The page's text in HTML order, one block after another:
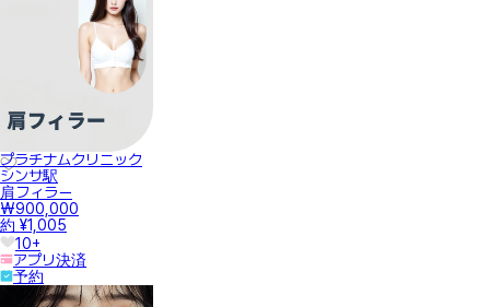
プラチナムクリニック
シンサ駅
肩フィラー
₩900,000
約 ¥1,005
10+
アプリ決済
予約